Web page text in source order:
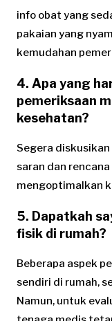
info obat yang
pakaian yang
kemudahan
4. Apa yang
pemeriksaan
kesehatan?
Segera
saran dan
mengoptimalkan
5. Dapatkah
fisik di rumah?
Beberapa aspek
sendiri di rumah,
Namun, untuk